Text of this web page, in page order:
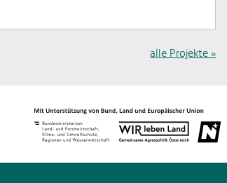
alle Projekte »